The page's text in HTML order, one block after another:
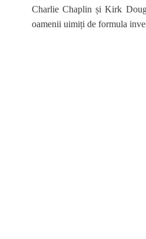
Charlie Chaplin și Kirk
oamenii uimiți de formula